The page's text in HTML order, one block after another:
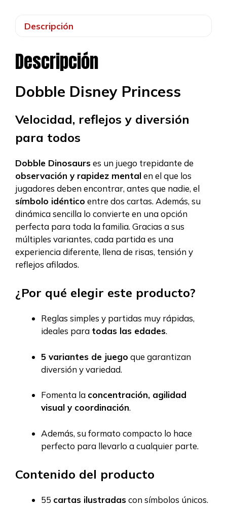
Descripción
Descripción
Dobble Disney Princess
Velocidad, reflejos y diversión
para todos
Dobble Dinosaurses un juego trepidante de
observación y rapidez mentalen el que los
jugadores deben encontrar, antes que nadie, el
símbolo idéntico entre dos cartas. Además, su
dinámica sencilla lo convierte en una opción
perfecta para toda la familia. Gracias a sus
múltiples variantes, cada partida es una
experiencia diferente, llena de risas, tensión y
reflejos afilados.
¿Por qué elegir este producto?
Reglas simples y partidas muy rápidas,
ideales para todas las edades.
5 variantes de juego que garantizan
diversión y variedad.
Fomenta la concentración, agilidad
visual y coordinación.
Además, su formato compacto lo hace
perfecto para llevarlo a cualquier parte.
Contenido del producto
55 cartas ilustradascon símbolos únicos.